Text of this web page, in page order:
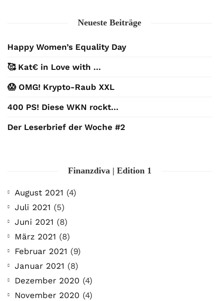
Neueste Beiträge
Happy Women’s Equality Day
🥰 Kat€ in Love with …
😱 OMG! Krypto-Raub XXL
400 PS! Diese WKN rockt…
Der Leserbrief der Woche #2
Finanzdiva | Edition 1
August 2021 (4)
Juli 2021 (5)
Juni 2021 (8)
März 2021 (8)
Februar 2021 (9)
Januar 2021 (8)
Dezember 2020 (4)
November 2020 (4)